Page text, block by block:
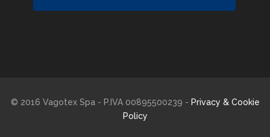
© 2016 Vagotex Spa - P.IVA 00895500239 - Privacy & Cookie
Policy